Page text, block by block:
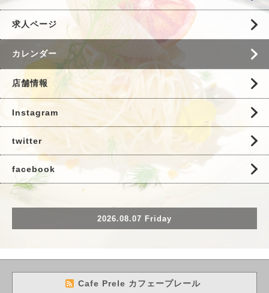
求人ページ
カレンダー
店舗情報
Instagram
twitter
facebook
2026.08.07 Friday
Cafe Prele カフェープレール